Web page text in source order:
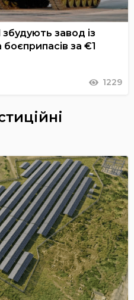
завод із
за €1
1229